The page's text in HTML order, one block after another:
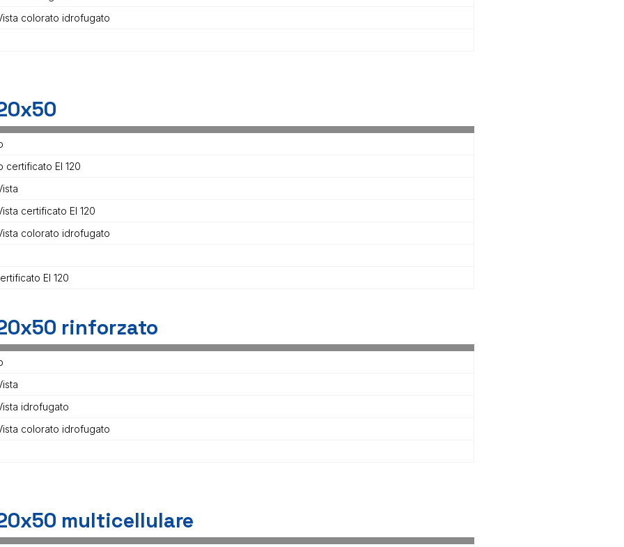
colorato idrofugato
certificato EI 120
certificato EI 120
colorato idrofugato
EI 120
rinforzato
idrofugato
colorato idrofugato
multicellulare